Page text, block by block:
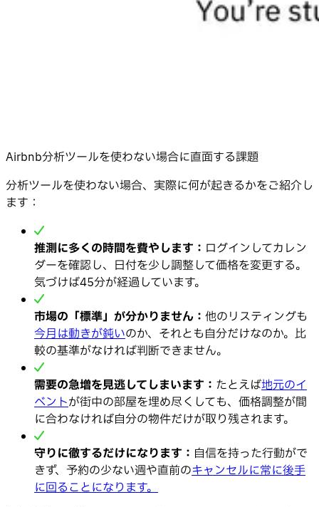
Airbnb分析ツールを使わない場合に直面する課題
分析ツールを使わない場合、実際に何が起きるかをご紹介し
ます：
推測に多くの時間を費やします： ログインしてカレン
ダーを確認し、日付を少し調整して価格を変更する。
気づけば45分が経過しています。
市場の「標準」が分かりません： 他のリスティングも
今月は動きが鈍いのか、それとも自分だけなのか。比
較の基準がなければ判断できません。
需要の急増を見逃してしまいます： たとえば地元のイ
ベントが街中の部屋を埋め尽くしても、価格調整が間
に合わなければ自分の物件だけが取り残されます。
守りに徹するだけになります： 自信を持った行動がで
きず、予約の少ない週や直前のキャンセルに常に後手
に回ることになります。